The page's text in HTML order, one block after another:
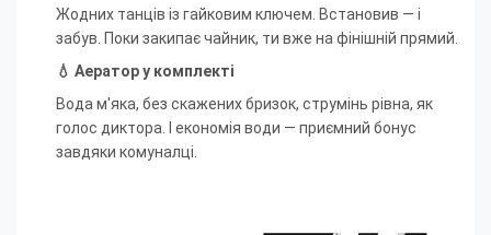
Жодних танців із гайковим ключем. Встановив — і
забув. Поки закипає чайник, ти вже на фінішній прямий.
💧 Аератор у комплекті
Вода м'яка, без скажених бризок, струмінь рівна, як
голос диктора. І економія води — приємний бонус
завдяки комуналці.